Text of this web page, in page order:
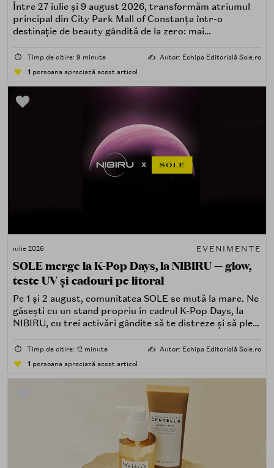
Între 27 iulie și 9 august 2026, transformăm atriumul
principal din City Park Mall of Constanța într-o
destinație de beauty gândită de la zero: mai
care îți place, de fapt, să descoperi produse — testând,
atingând, comparând, întrebând.
⏱️ Timp de citire: 9 minute ✍️ Autor: Echipa Editorială Sole.ro
1 persoana apreciază acest articol
iulie 2026 EVENIMENTE
SOLE merge la K-Pop Days, la NIBIRU — glow,
teste UV și cadouri pe litoral
Pe 1 și 2 august, comunitatea SOLE se mută la mare. Ne
găsești cu un stand propriu în cadrul K-Pop Days, la
NIBIRU, cu trei activări gândite să te distreze și să pleci
⏱️ Timp de citire: 12 minute ✍️ Autor: Echipa Editorială Sole.ro
1 persoana apreciază acest articol